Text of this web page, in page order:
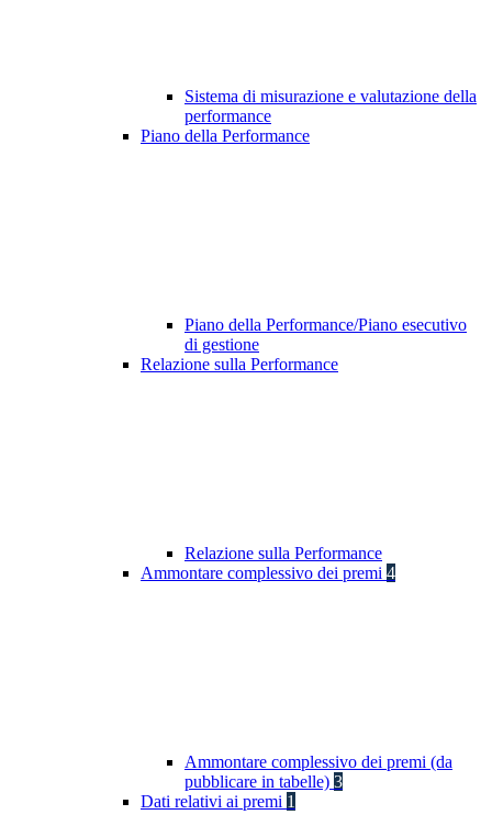
Sistema di misurazione e valutazione della
performance
Piano della Performance
Piano della Performance/Piano esecutivo
di gestione
Relazione sulla Performance
Relazione sulla Performance
Ammontare complessivo dei premi 4
Ammontare complessivo dei premi (da
pubblicare in tabelle) 3
Dati relativi ai premi 1